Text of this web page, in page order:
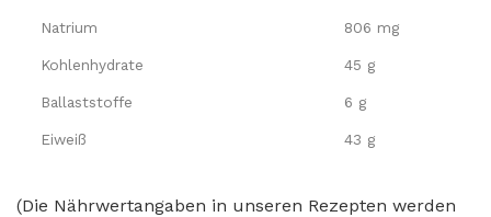
Natrium 806 mg
Kohlenhydrate 45 g
Ballaststoffe 6 g
Eiweiß 43 g
(Die Nährwertangaben in unseren Rezepten werden